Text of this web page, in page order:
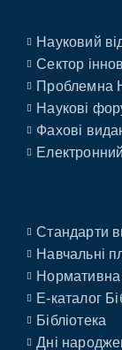
Науковий
Сектор
Проблемна
Наукові
Фахові
Стандарти
Навчальні
Нормативна
E-каталог
Бібліотека
Дні